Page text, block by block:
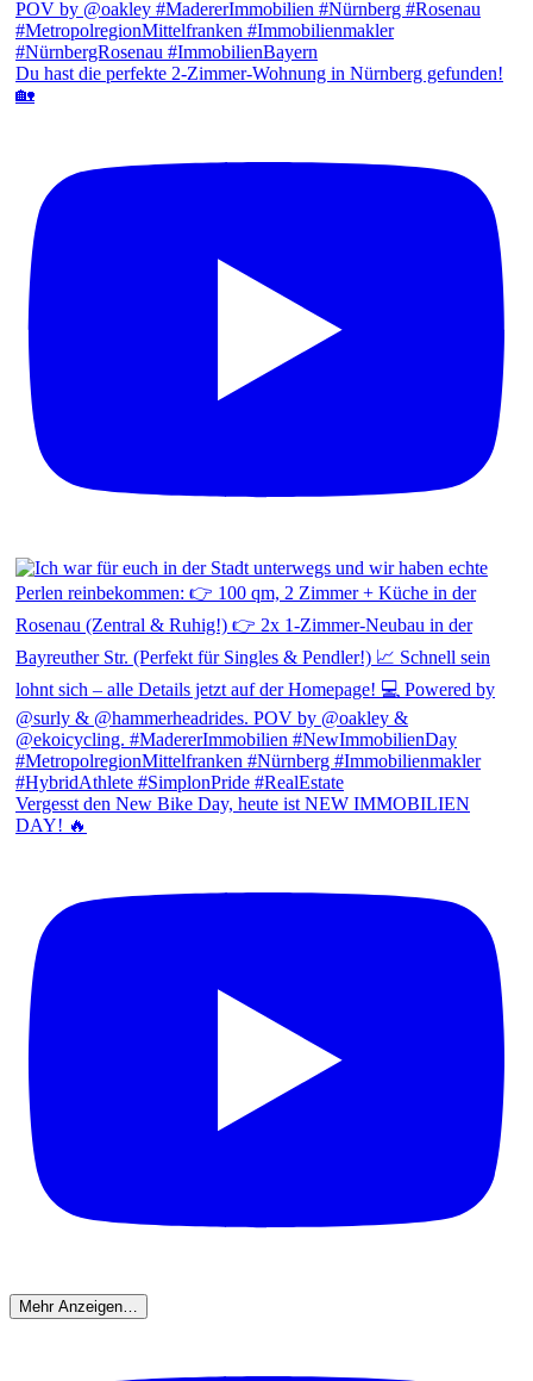
Du hast die perfekte 2-Zimmer-Wohnung in Nürnberg gefunden!
🏡
Vergesst den New Bike Day, heute ist NEW IMMOBILIEN
DAY! 🔥
Mehr Anzeigen…